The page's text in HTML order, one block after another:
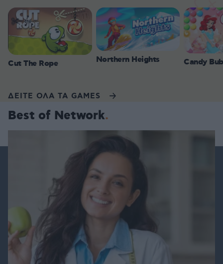
Cut The Rope Northern Heights Candy
ΔΕΙΤΕ ΟΛΑ ΤΑ GAMES
Best of Network